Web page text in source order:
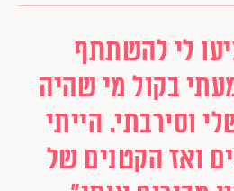
לי להשתתף
בקול מי שהיה
וסירבתי. הייתי
ואז הקטנים של